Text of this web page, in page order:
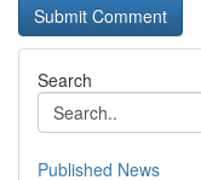
Search
Published News